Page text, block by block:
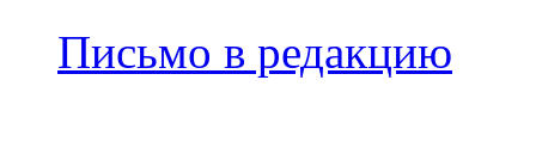
Письмо в редакцию